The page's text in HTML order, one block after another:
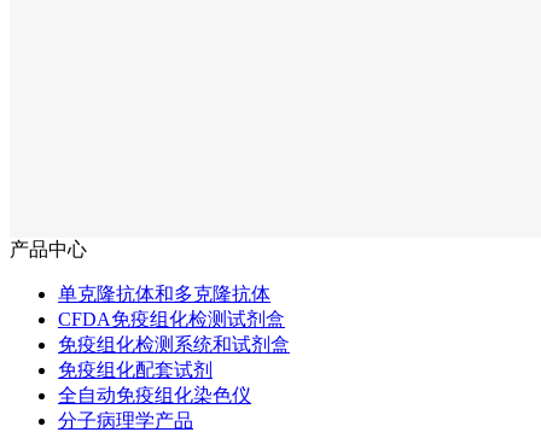
产品中心
单克隆抗体和多克隆抗体
CFDA免疫组化检测试剂盒
免疫组化检测系统和试剂盒
免疫组化配套试剂
全自动免疫组化染色仪
分子病理学产品